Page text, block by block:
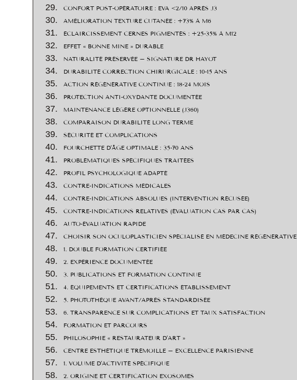
CONFORT POST-OPÉRATOIRE : EVA <2/10 APRÈS J3
AMÉLIORATION TEXTURE CUTANÉE : +73% À M6
ÉCLAIRCISSEMENT CERNES PIGMENTÉS : +25-35% À M12
EFFET « BONNE MINE » DURABLE
NATURALITÉ PRÉSERVÉE – SIGNATURE DR HAYOT
DURABILITÉ CORRECTION CHIRURGICALE : 10-15 ANS
ACTION RÉGÉNÉRATIVE CONTINUE : 18-24 MOIS
PROTECTION ANTI-OXYDANTE DOCUMENTÉE
MAINTENANCE LÉGÈRE OPTIONNELLE (J360)
COMPARAISON DURABILITÉ LONG TERME
SÉCURITÉ ET COMPLICATIONS
FOURCHETTE D’ÂGE OPTIMALE : 35-70 ANS
PROBLÉMATIQUES SPÉCIFIQUES TRAITÉES
PROFIL PSYCHOLOGIQUE ADAPTÉ
CONTRE-INDICATIONS MÉDICALES
CONTRE-INDICATIONS ABSOLUES (INTERVENTION RÉCUSÉE)
CONTRE-INDICATIONS RELATIVES (ÉVALUATION CAS PAR CAS)
AUTO-ÉVALUATION RAPIDE
CHOISIR SON OCULOPLASTICIEN SPÉCIALISÉ EN MÉDECINE RÉGÉNÉRATIVE
1. DOUBLE FORMATION CERTIFIÉE
2. EXPÉRIENCE DOCUMENTÉE
3. PUBLICATIONS ET FORMATION CONTINUE
4. ÉQUIPEMENTS ET CERTIFICATIONS ÉTABLISSEMENT
5. PHOTOTHÈQUE AVANT/APRÈS STANDARDISÉE
6. TRANSPARENCE SUR COMPLICATIONS ET TAUX SATISFACTION
FORMATION ET PARCOURS
PHILOSOPHIE « RESTAURATEUR D’ART »
CENTRE ESTHÉTIQUE TRÉMOILLE – EXCELLENCE PARISIENNE
1. VOLUME D’ACTIVITÉ SPÉCIFIQUE
2. ORIGINE ET CERTIFICATION EXOSOMES